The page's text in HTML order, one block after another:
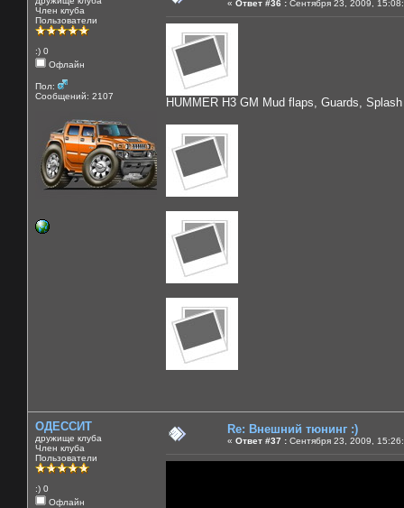
Член клуба
Пользователи
:) 0
Офлайн
Пол:
Сообщений: 2107
« Ответ #36 : Сентября 23, 2009,
HUMMER H3 GM Mud flaps, Guards,
ОДЕССИТ
дружище клуба
Член клуба
Пользователи
:) 0
Офлайн
Re: Внешний тюнинг :)
« Ответ #37 : Сентября 23, 2009,